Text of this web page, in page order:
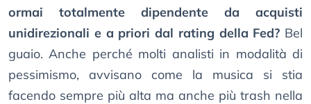
ormai totalmente dipendente da acquisti
unidirezionali e a priori dal rating della Fed? Bel
guaio. Anche perché molti analisti in modalità di
pessimismo, avvisano come la musica si stia
facendo sempre più alta ma anche più trash nella